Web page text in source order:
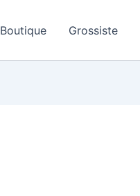
Boutique Grossiste